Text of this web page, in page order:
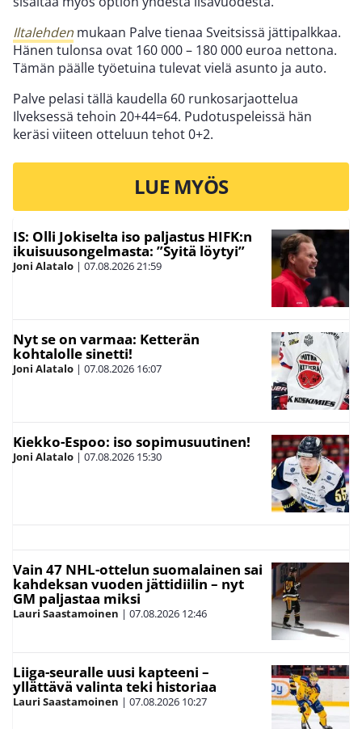
Iltalehden mukaan Palve tienaa Sveitsissä jättipalkkaa.
Hänen tulonsa ovat 160 000 – 180 000 euroa nettona.
Tämän päälle työetuina tulevat vielä asunto ja auto.
Palve pelasi tällä kaudella 60 runkosarjaottelua
Ilveksessä tehoin 20+44=64. Pudotuspeleissä hän
keräsi viiteen otteluun tehot 0+2.
LUE MYÖS
IS: Olli Jokiselta iso paljastus HIFK:n
ikuisuusongelmasta: ”Syitä löytyi”
Joni Alatalo | 07.08.202621:59
Nyt se on varmaa: Ketterän
kohtalolle sinetti!
Joni Alatalo | 07.08.2026 16:07
Kiekko-Espoo: iso sopimusuutinen!
Joni Alatalo | 07.08.2026 15:30
Vain 47 NHL-ottelun suomalainen sai
kahdeksan vuoden jättidiilin – nyt
GM paljastaa miksi
Lauri Saastamoinen | 07.08.2026 12:46
Liiga-seuralle uusi kapteeni –
yllättävä valinta teki historiaa
Lauri Saastamoinen | 07.08.2026 10:27